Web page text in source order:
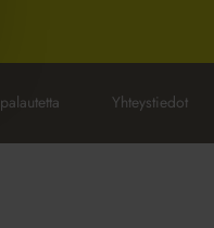
Yhteystiedot